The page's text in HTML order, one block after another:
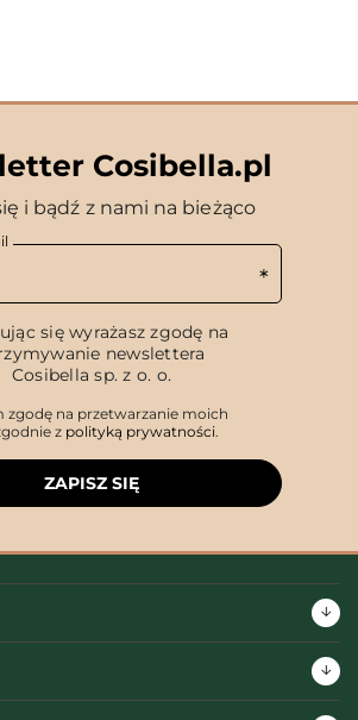
Cosibella.pl
i bądź z nami na bieżąco
się wyrażasz zgodę na
newslettera
Cosibella sp. z o. o.
zgodę na przetwarzanie moich
z polityką prywatności.
ZAPISZ SIĘ